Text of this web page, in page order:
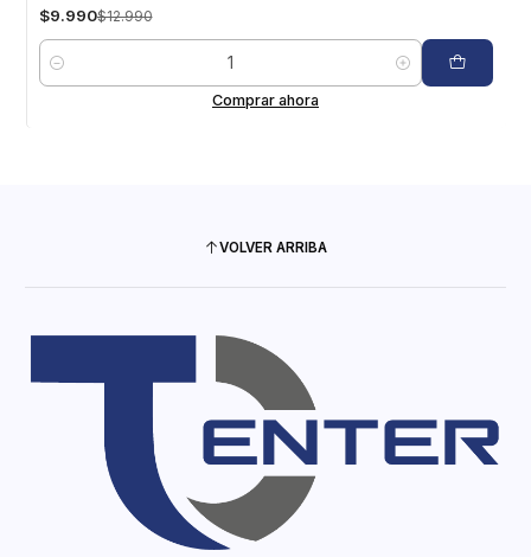
$9.990$12.990
Cantidad
Comprar ahora
VOLVER ARRIBA